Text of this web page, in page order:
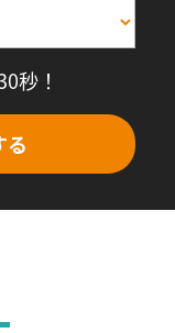
秒！
る